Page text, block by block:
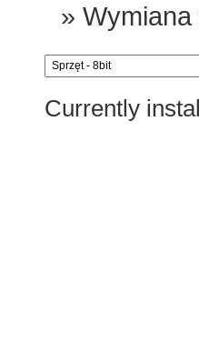
»Wymiana
Currently